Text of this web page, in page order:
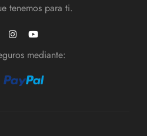
tenemos para ti.
mediante: